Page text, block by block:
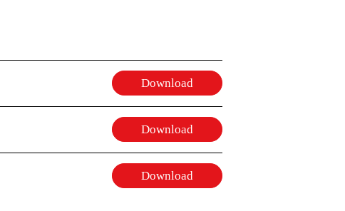
Download
Download
Download